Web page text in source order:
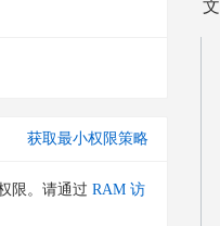
获取最小权限策略
限。请通过 RAM 访